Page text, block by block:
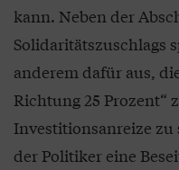
kann. Neben der
Solidaritätszuschlags
anderem dafür aus,
Richtung 25 Prozent“
Investitionsanreize
der Politiker eine